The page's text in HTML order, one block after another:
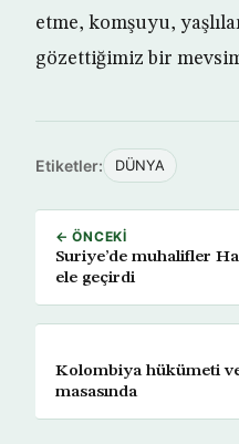
etme, komşuyu,
gözettiğimiz bir
Etiketler: DÜNYA
← ÖNCEKI
Suriye’de muhalifler
ele geçirdi
Kolombiya hükümeti
masasında